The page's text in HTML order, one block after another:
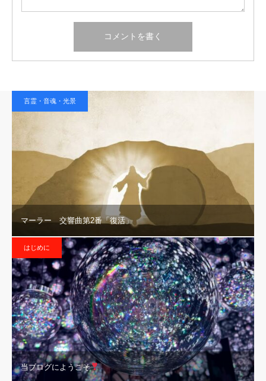
言霊・音魂・光景
マーラー 交響曲第2番「復活」
はじめに
当ブログにようこそ